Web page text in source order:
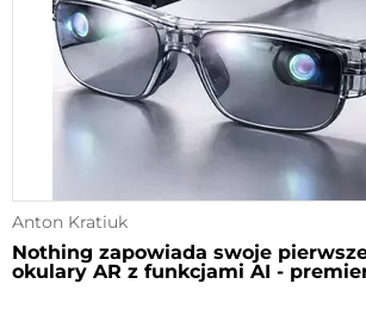
Anton Kratiuk
Nothing zapowiada swoje
okulary AR z funkcjami AI -